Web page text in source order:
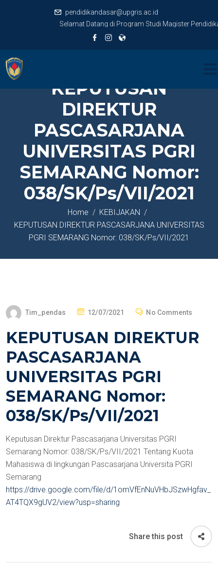
pendidikandasar@upgris.ac.id
Selamat Datang di Program Studi Magister
KEPUTUSAN
DIREKTUR
PASCASARJANA
UNIVERSITAS PGRI
SEMARANG Nomor:
038/SK/Ps/VII/2021
Home
KEBIJAKAN
KEPUTUSAN DIREKTUR PASCASARJANA UNIVERSITAS
PGRI SEMARANG Nomor: 038/SK/Ps/VII/2021
Tim_pendas 12/07/2021 No Comments
KEPUTUSAN DIREKTUR
PASCASARJANA
UNIVERSITAS PGRI
SEMARANG Nomor:
038/SK/Ps/VII/2021
Keputusan Direktur Pascasarjana Universitas PGRI
Semarang Nomor: 038/SK/Ps/VII/2021 Tentang Kuota
Mahasiswa di lingkungan Pascasarjana Universita PGRI
Semarang
https://drive.google.com/file/d/1omVfEnNuVHbJSzwHgfav_
AT4TQX9gUV2/view?usp=sharing
Share this post